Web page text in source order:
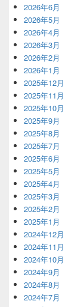
2026年6月
2026年5月
2026年4月
2026年3月
2026年2月
2026年1月
2025年12月
2025年11月
2025年10月
2025年9月
2025年8月
2025年7月
2025年6月
2025年5月
2025年4月
2025年3月
2025年2月
2025年1月
2024年12月
2024年11月
2024年10月
2024年9月
2024年8月
2024年7月